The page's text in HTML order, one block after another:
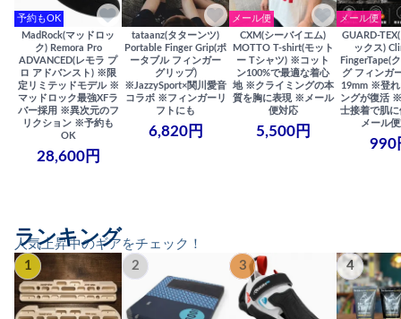
予約もOK
MadRock(マッドロッ
ク) Remora Pro
ADVANCED(レモラ プ
ロ アドバンスト) ※限
定リミテッドモデル ※
マッドロック最強XFラ
バー採用 ※異次元のフ
リクション ※予約も
OK
28,600円
tataanz(タターンツ)
Portable Finger Grip(ポ
ータブル フィンガー
グリップ)
※JazzySport×関川愛音
コラボ ※フィンガーリ
フトにも
6,820円
メール便
CXM(シーバイエム)
MOTTO T-shirt(モット
ー Tシャツ) ※コット
ン100%で最適な着心
地 ※クライミングの本
質を胸に表現 ※メール
便対応
5,500円
メール便
GUARD-
ックス)
FingerTape(
グ フィンガ
19mm ※登れ
ングが復活
士接着で肌
メール
990
人気上昇中のギアをチェック！
ランキング
1 2 3 4